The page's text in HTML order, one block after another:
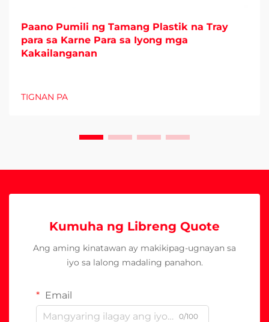
Paano Pumili ng Tamang Plastik na Tray
para sa Karne Para sa Iyong mga
Kakailanganan
TIGNAN PA
Kumuha ng Libreng Quote
Ang aming kinatawan ay makikipag-ugnayan sa
iyo sa lalong madaling panahon.
Email
0/100